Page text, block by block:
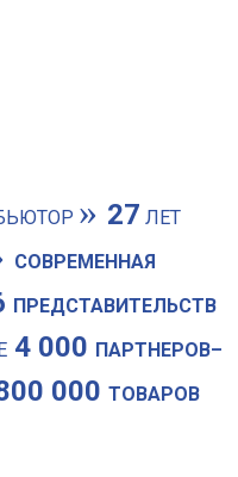
» 27 ЛЕТ
СОВРЕМЕННАЯ
ПРЕДСТАВИТЕЛЬСТВ
4 000 ПАРТНЕРОВ–
000 ТОВАРОВ